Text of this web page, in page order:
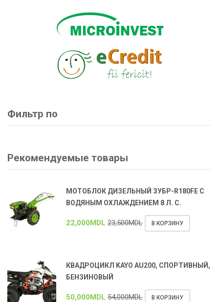
Фильтр по
Рекомендуемые товары
МОТОБЛОК ДИЗЕЛЬНЫЙ ЗУБР-R180FE С
ВОДЯНЫМ ОХЛАЖДЕНИЕМ 8 Л. С.
22,000MDL 23,500MDL В КОРЗИНУ
КВАДРОЦИКЛ KAYO AU200, СПОРТИВНЫЙ,
БЕНЗИНОВЫЙ
50,000MDL 54,000MDL В КОРЗИНУ